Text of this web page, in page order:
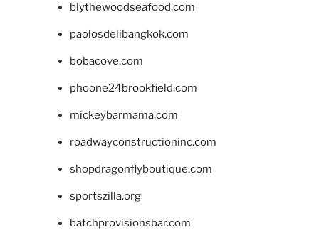
blythewoodseafood.com
paolosdelibangkok.com
bobacove.com
phoone24brookfield.com
mickeybarmama.com
roadwayconstructioninc.com
shopdragonflyboutique.com
sportszilla.org
batchprovisionsbar.com